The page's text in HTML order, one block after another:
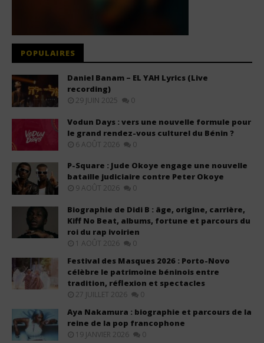
POPULAIRES
Daniel Banam – EL YAH Lyrics (Live
recording)
29 JUIN 2025 0
Vodun Days : vers une nouvelle formule pour
le grand rendez-vous culturel du Bénin ?
6 AOÛT 2026 0
P-Square : Jude Okoye engage une nouvelle
bataille judiciaire contre Peter Okoye
9 AOÛT 2026 0
Biographie de Didi B : âge, origine, carrière,
Kiff No Beat, albums, fortune et parcours du
roi du rap ivoirien
1 AOÛT 2026 0
Festival des Masques 2026 : Porto-Novo
célèbre le patrimoine béninois entre
tradition, réflexion et spectacles
27 JUILLET 2026 0
Aya Nakamura : biographie et parcours de la
reine de la pop francophone
19 JANVIER 2026 0